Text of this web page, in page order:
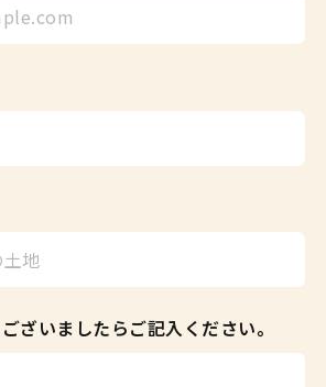
ございましたらご記入ください。